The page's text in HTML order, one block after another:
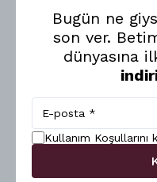
Mankenin
Yıkama
30 dereceye
Hafif ısıda
Çamaşır suyu
Kuru temizleme
Devamını Göster
Bugün ne
son ver.
dünyasına
Kullanım